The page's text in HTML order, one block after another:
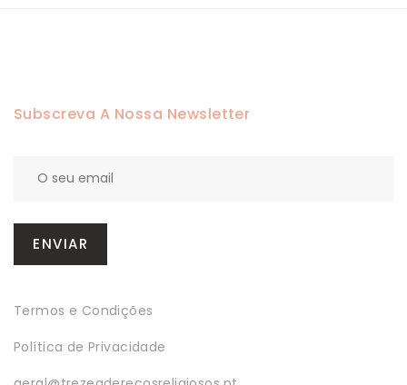
Subscreva A Nossa Newsletter
Termos e Condições
Política de Privacidade